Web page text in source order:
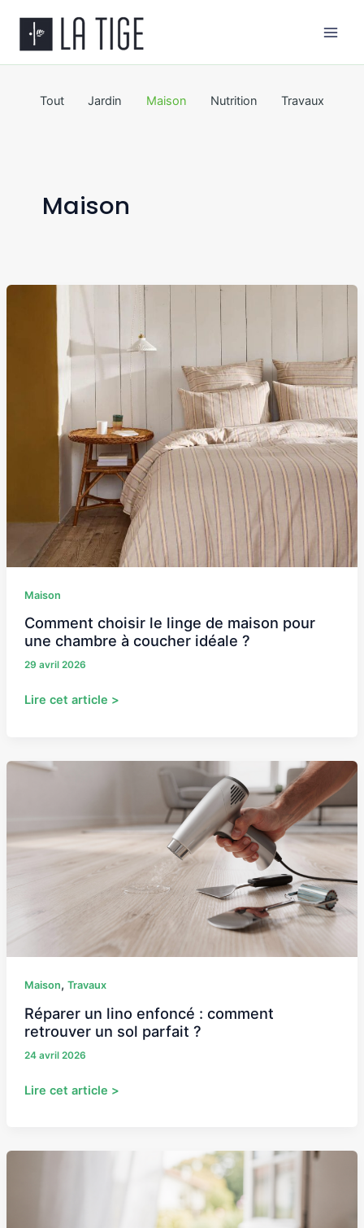
contenu
Tout Jardin Maison Nutrition Travaux
Maison
Maison
Comment choisir le linge de maison pour
une chambre à coucher idéale ?
29 avril 2026
choisir
maison
chambre
?
Lire cet article >
Maison, Travaux
Réparer un lino enfoncé : comment
retrouver un sol parfait ?
24 avril 2026
Réparer
:
comment
Lire cet article >